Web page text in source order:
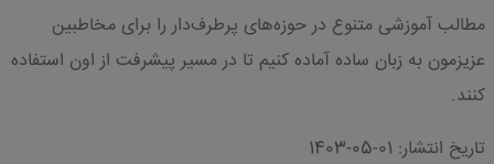
مطالب آموزشی متنوع در حوزه‌های پرطرف‌دار را برای مخاطبین
عزیزمون به زبان ساده آماده کنیم تا در مسیر پیشرفت از اون استفاده
کنند.
تاریخ انتشار: 01-05-1403